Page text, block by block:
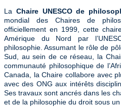
La Chaire UNESCO de
mondial des Chaires de
officiellement en 1999, cette
Amérique du Nord par
philosophie. Assumant le rôle de
Sud, au sein de ce réseau, la
communauté philosophique de
Canada, la Chaire collabore avec
avec des ONG aux intérêts
Ses travaux sont ancrés dans les
et de la philosophie du droit sous